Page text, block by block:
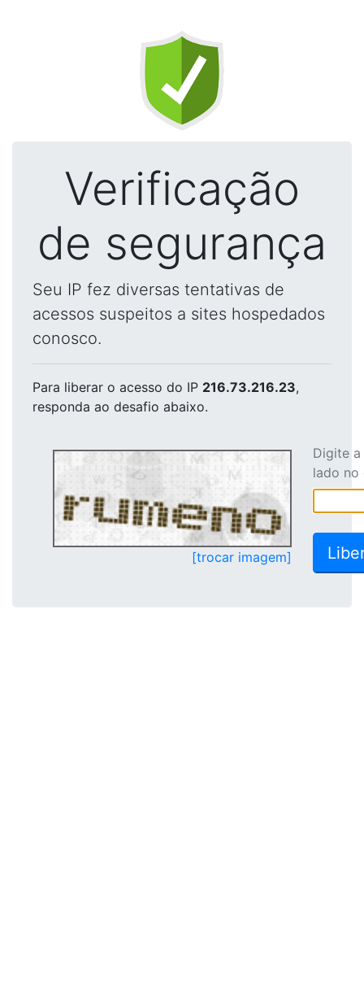
Verificação
de segurança
Seu IP fez diversas tentativas de
acessos suspeitos a sites hospedados
conosco.
Para liberar o acesso do IP 216.73.216.23,
responda ao desafio abaixo.
[trocar imagem]
Digite
lado no